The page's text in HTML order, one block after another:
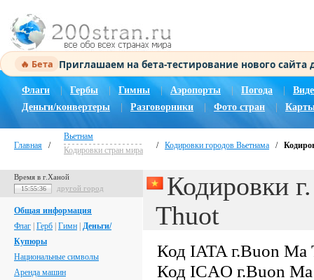
🔥 Бета Приглашаем на бета-тестирование нового
Флаги Гербы Гимны | Аэропорты Погода |
Деньги/конвертеры
Разговорники Фото стран
Главная /
Вьетнам
Кодировки стран мира
/ Кодировки городов Вьетнама /
Время в г.Ханой
15:55:37 другой город
Общая информация
Флаг Герб Гимн Деньги/
Купюры
Национальные символы
Аренда машин
Кодировки
Thuot
Код IATA г.Buon
Код ICAO г.Buon